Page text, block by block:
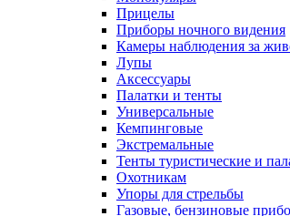
Прицелы
Приборы ночного видения
Камеры наблюдения за
Лупы
Аксессуары
Палатки и тенты
Универсальные
Кемпинговые
Экстремальные
Тенты туристические и
Охотникам
Упоры для стрельбы
Газовые, бензиновые